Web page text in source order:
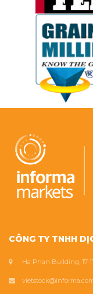
CÔNG TY TNHH
Ha Phan Building, 17-